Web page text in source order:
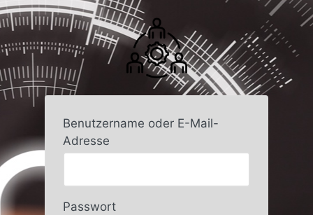
Anmelden
Benutzername oder E-Mail-
Adresse
Passwort